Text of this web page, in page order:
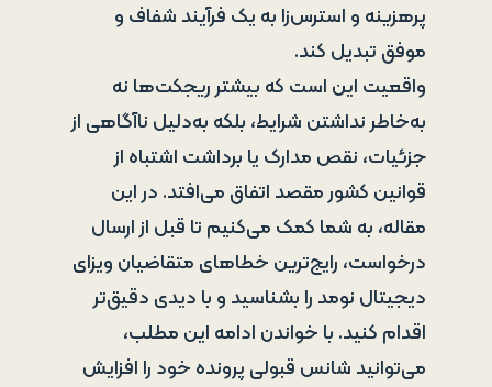
پرهزینه و استرس‌زا به یک فرآیند شفاف و
موفق تبدیل کند.
واقعیت این است که بیشتر ریجکت‌ها نه
به‌خاطر نداشتن شرایط، بلکه به‌دلیل ناآگاهی از
جزئیات، نقص مدارک یا برداشت اشتباه از
قوانین کشور مقصد اتفاق می‌افتد. در این
مقاله، به شما کمک می‌کنیم تا قبل از ارسال
درخواست، رایج‌ترین خطاهای متقاضیان ویزای
دیجیتال نومد را بشناسید و با دیدی دقیق‌تر
اقدام کنید. با خواندن ادامه این مطلب،
می‌توانید شانس قبولی پرونده خود را افزایش